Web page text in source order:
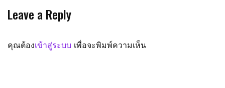
Leave a Reply
คุณต้องเข้าสู่ระบบ เพื่อจะพิมพ์ความเห็น